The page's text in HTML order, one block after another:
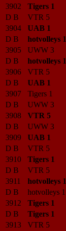
3902
Tigers 1
D B
VTR 5
3904
UAB 1
D B
hotvolleys 1
3905
UWW 3
D B
hotvolleys 1
3906
VTR 5
D B
UAB 1
3907
Tigers 1
D B
UWW 3
3908
VTR 5
D B
UWW 3
3909
UAB 1
D B
VTR 5
3910
Tigers 1
D B
VTR 5
3911
hotvolleys 1
D B
hotvolleys 1
3912
Tigers 1
D B
Tigers 1
3913
VTR 5